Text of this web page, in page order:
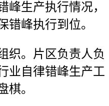
峰生产执行情况，
错峰执行到位。
。片区负责人负
业自律错峰生产工
棋。